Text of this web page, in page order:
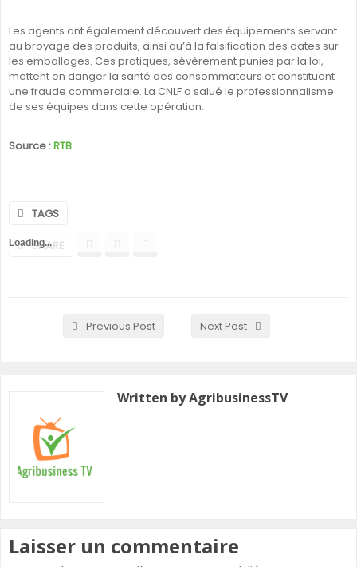
Les agents ont également découvert des équipements servant
au broyage des produits, ainsi qu’à la falsification des dates sur
les emballages. Ces pratiques, sévèrement punies par la loi,
mettent en danger la santé des consommateurs et constituent
une fraude commerciale. La CNLF a salué le professionnalisme
de ses équipes dans cette opération.
Source :RTB
TAGS
SHARE
Loading...
Previous Post Next Post
Written by AgribusinessTV
Laisser un commentaire